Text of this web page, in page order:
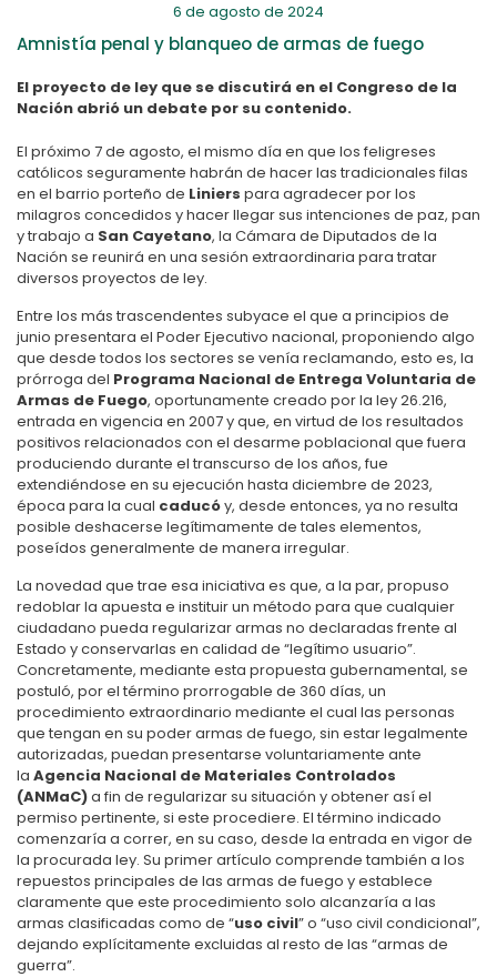
6 de agosto de 2024
Amnistía penal y blanqueo de armas de fuego
El proyecto de ley que se discutirá en el Congreso de la
Nación abrió un debate por su contenido.
El próximo 7 de agosto, el mismo día en que los feligreses
católicos seguramente habrán de hacer las tradicionales filas
en el barrio porteño de Liniers para agradecer por los
milagros concedidos y hacer llegar sus intenciones de paz, pan
y trabajo a San Cayetano, la Cámara de Diputados de la
Nación se reunirá en una sesión extraordinaria para tratar
diversos proyectos de ley.
Entre los más trascendentes subyace el que a principios de
junio presentara el Poder Ejecutivo nacional, proponiendo algo
que desde todos los sectores se venía reclamando, esto es, la
prórroga del Programa Nacional de Entrega Voluntaria de
Armas de Fuego, oportunamente creado por la ley 26.216,
entrada en vigencia en 2007 y que, en virtud de los resultados
positivos relacionados con el desarme poblacional que fuera
produciendo durante el transcurso de los años, fue
extendiéndose en su ejecución hasta diciembre de 2023,
época para la cual caducóy, desde entonces, ya no resulta
posible deshacerse legítimamente de tales elementos,
poseídos generalmente de manera irregular.
La novedad que trae esa iniciativa es que, a la par, propuso
redoblar la apuesta e instituir un método para que cualquier
ciudadano pueda regularizar armas no declaradas frente al
Estado y conservarlas en calidad de “legítimo usuario”.
Concretamente, mediante esta propuesta gubernamental, se
postuló, por el término prorrogable de 360 días, un
procedimiento extraordinario mediante el cual las personas
que tengan en su poder armas de fuego, sin estar legalmente
autorizadas, puedan presentarse voluntariamente ante
la Agencia Nacional de Materiales Controlados
(ANMaC)a fin de regularizar su situación y obtener así el
permiso pertinente, si este procediere. El término indicado
comenzaría a correr, en su caso, desde la entrada en vigor de
la procurada ley. Su primer artículo comprende también a los
repuestos principales de las armas de fuego y establece
claramente que este procedimiento solo alcanzaría a las
armas clasificadas como de “uso civil” o “uso civil condicional”,
dejando explícitamente excluidas al resto de las “armas de
guerra”.